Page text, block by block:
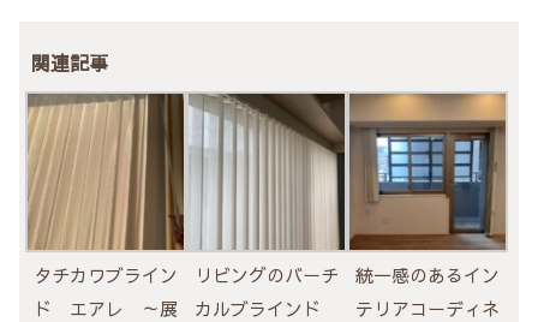
関連記事
タチカワブライン
ド エアレ ～展
リビングのバーチ
カルブラインド
統一感のあるイン
テリアコーディネ